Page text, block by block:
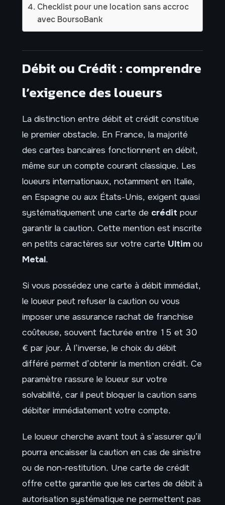
Checklist pour une location sans accroc
avec BoursoBank
Débit ou Crédit : comprendre
l’exigence des loueurs
La distinction entre débit et crédit constitue
le premier obstacle. En France, la majorité
des cartes bancaires fonctionnent en débit,
même sur un compte courant classique. Les
loueurs internationaux, notamment en Italie,
en Espagne ou aux États-Unis, exigent quasi
systématiquement une carte de crédit pour
garantir la caution. Cette mention est inscrite
en petits caractères sur votre carte Ultim ou
Metal.
Si vous possédez une carte à débit immédiat,
le loueur peut refuser la caution ou vous
imposer une assurance rachat de franchise
coûteuse, souvent facturée entre 15 et 30
€ par jour. À l’inverse, le choix du débit
différé permet d’obtenir la mention crédit. Ce
paramètre rassure le loueur sur votre
solvabilité, car il peut bloquer la caution sans
débiter immédiatement votre compte.
Le loueur cherche avant tout à s’assurer qu’il
pourra encaisser la caution en cas de sinistre
ou de non-restitution. Une carte de crédit
offre cette garantie que les cartes de débit à
autorisation systématique ne permettent pas